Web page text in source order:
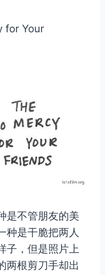
for Your
是不管朋友的美
种是干脆把两人
子，但是照片上
两根剪刀手却出